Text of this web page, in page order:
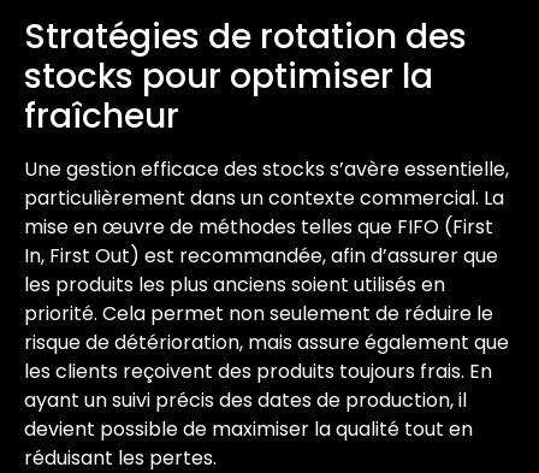
Stratégies de rotation des
stocks pour optimiser la
fraîcheur
Une gestion efficace des stocks s’avère essentielle,
particulièrement dans un contexte commercial. La
mise en œuvre de méthodes telles que FIFO (First
In, First Out) est recommandée, afin d’assurer que
les produits les plus anciens soient utilisés en
priorité. Cela permet non seulement de réduire le
risque de détérioration, mais assure également que
les clients reçoivent des produits toujours frais. En
ayant un suivi précis des dates de production, il
devient possible de maximiser la qualité tout en
réduisant les pertes.